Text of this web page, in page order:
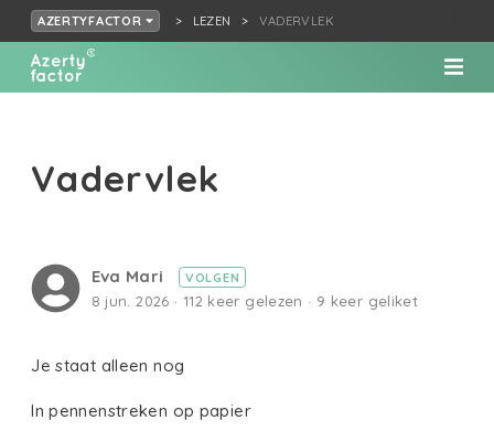
AZERTYFACTOR LEZEN VADERVLEK
Vadervlek
Eva Mari VOLGEN
8 jun. 2026 · 112 keer gelezen · 9 keer geliket
Je staat alleen nog
In pennenstreken op papier